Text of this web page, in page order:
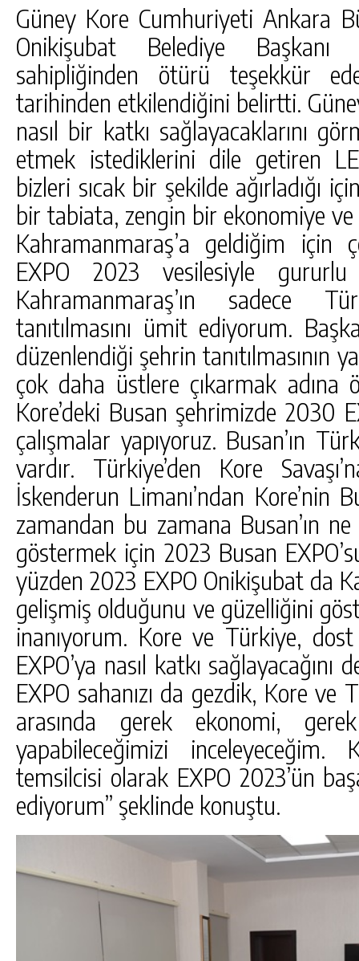
Güney Kore Cumhuriyeti Ankara
Onikişubat Belediye
sahipliğinden ötürü teşekkür
tarihinden etkilendiğini belirtti.
nasıl bir katkı sağlayacaklarını
etmek istediklerini dile getiren
bizleri sıcak bir şekilde ağırladığı
bir tabiata, zengin bir ekonomiye
Kahramanmaraş’a geldiğim
EXPO 2023 vesilesiyle
Kahramanmaraş’ın sadece
tanıtılmasını ümit ediyorum.
düzenlendiği şehrin tanıtılmasının
çok daha üstlere çıkarmak adına
Kore’deki Busan şehrimizde 2030
çalışmalar yapıyoruz. Busan’ın
vardır. Türkiye’den Kore
İskenderun Limanı’ndan Kore’nin
zamandan bu zamana Busan’ın
göstermek için 2023 Busan
yüzden 2023 EXPO Onikişubat da
gelişmiş olduğunu ve güzelliğini
inanıyorum. Kore ve Türkiye,
EXPO’ya nasıl katkı sağlayacağını
EXPO sahanızı da gezdik, Kore
arasında gerek ekonomi,
yapabileceğimizi inceleyeceğim.
temsilcisi olarak EXPO 2023’ün
ediyorum” şeklinde konuştu.